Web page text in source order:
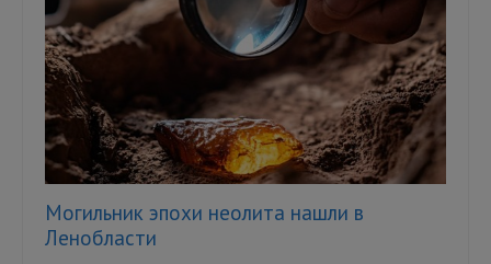
Могильник эпохи неолита нашли в
Ленобласти